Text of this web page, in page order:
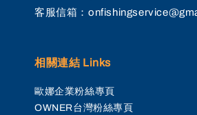
客服信箱：
相關連結 Links
歐娜企業粉絲專頁
OWNER台灣粉絲專頁